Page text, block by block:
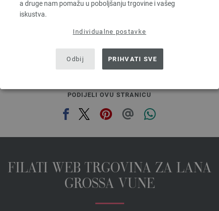
a druge nam pomažu u poboljšanju trgovine i vašeg
iskustva.
Individualne postavke
Odbij PRIHVATI SVE
6,35 $
bez PDV-a, dodatno troškovi za dostavu, Osnovna cijena:
prev next
PODIJELI OVU STRANICU
FILATI WEB TRGOVINA ZA LANA
GROSSA VUNE